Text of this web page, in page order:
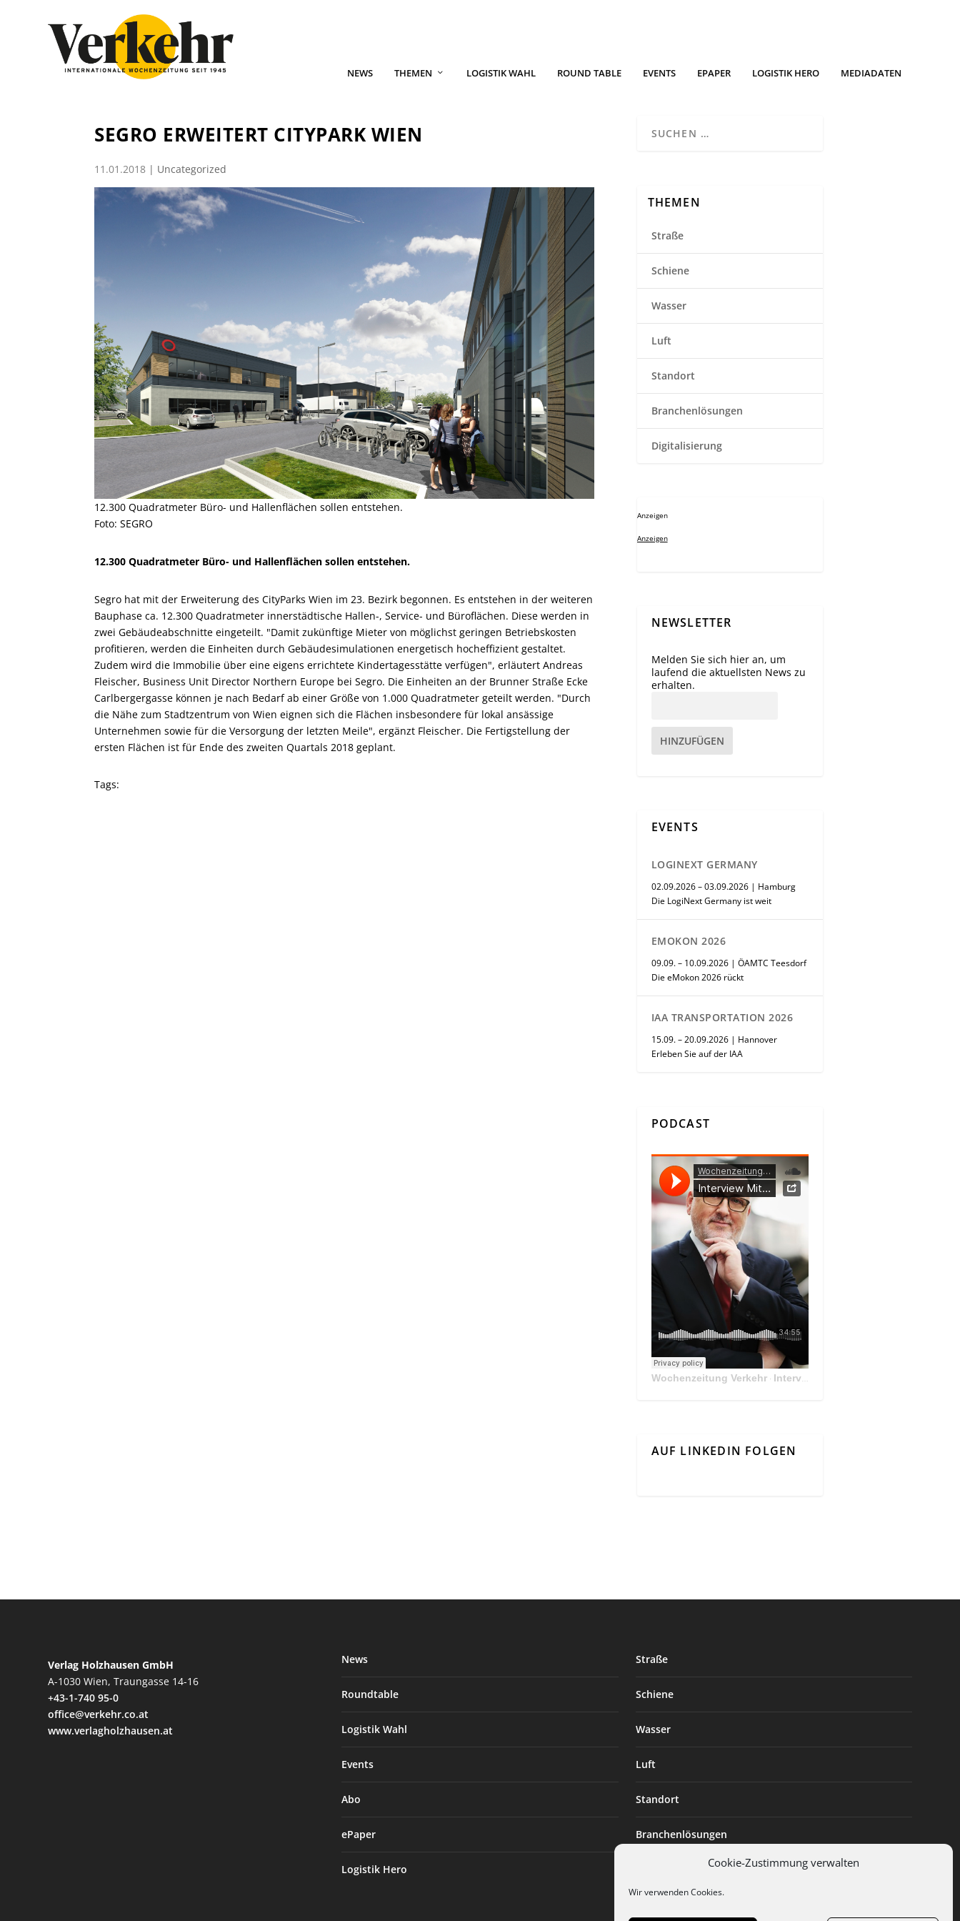
Cookie-Zustimmung verwalten
Wir verwenden Cookies.
NEWS THEMEN LOGISTIK WAHL ROUND TABLE EVENTS EPAPER LOGISTIK HERO MEDIADATEN
SEGRO ERWEITERT CITYPARK WIEN
11.01.2018 | Uncategorized
12.300 Quadratmeter Büro- und Hallenflächen sollen entstehen.
Foto: SEGRO
12.300 Quadratmeter Büro- und Hallenflächen sollen entstehen.
Segro hat mit der Erweiterung des CityParks Wien im 23. Bezirk begonnen. Es entstehen in der weiteren
Bauphase ca. 12.300 Quadratmeter innerstädtische Hallen-, Service- und Büroflächen. Diese werden in
zwei Gebäudeabschnitte eingeteilt. "Damit zukünftige Mieter von möglichst geringen Betriebskosten
profitieren, werden die Einheiten durch Gebäudesimulationen energetisch hocheffizient gestaltet.
Zudem wird die Immobilie über eine eigens errichtete Kindertagesstätte verfügen", erläutert Andreas
Fleischer, Business Unit Director Northern Europe bei Segro. Die Einheiten an der Brunner Straße Ecke
Carlbergergasse können je nach Bedarf ab einer Größe von 1.000 Quadratmeter geteilt werden. "Durch
die Nähe zum Stadtzentrum von Wien eignen sich die Flächen insbesondere für lokal ansässige
Unternehmen sowie für die Versorgung der letzten Meile", ergänzt Fleischer. Die Fertigstellung der
ersten Flächen ist für Ende des zweiten Quartals 2018 geplant.
Tags:
THEMEN
Straße
Schiene
Wasser
Luft
Standort
Branchenlösungen
Digitalisierung
Anzeigen
Anzeigen
NEWSLETTER
Melden Sie sich hier an, um
laufend die aktuellsten News zu
erhalten.
HINZUFÜGEN
EVENTS
LOGINEXT GERMANY
02.09.2026 – 03.09.2026 | Hamburg
Die LogiNext Germany ist weit
EMOKON 2026
09.09. – 10.09.2026 | ÖAMTC Teesdorf
Die eMokon 2026 rückt
IAA TRANSPORTATION 2026
15.09. – 20.09.2026 | Hannover
Erleben Sie auf der IAA
PODCAST
Wochenzeitung Verkehr· Interview Mit Andreas Matthä, CEO der ÖBB Holding
AUF LINKEDIN FOLGEN
Verlag Holzhausen GmbH
A-1030 Wien, Traungasse 14-16
+43-1-740 95-0
office@verkehr.co.at
www.verlagholzhausen.at
News
Roundtable
Logistik Wahl
Events
Abo
ePaper
Logistik Hero
Straße
Schiene
Wasser
Luft
Standort
Branchenlösungen